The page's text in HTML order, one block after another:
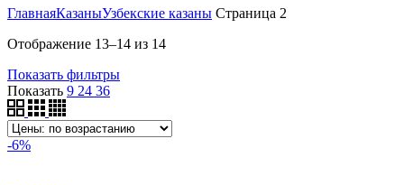
ГлавнаяКазаныУзбекские казаны Страница 2
Отображение 13–14 из 14
Показать фильтры
Показать 9 24 36
-6%